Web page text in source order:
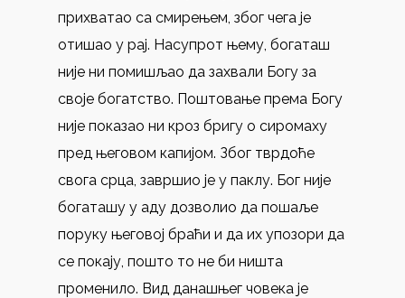
прихватао са смирењем, због чега је
отишао у рај. Насупрот њему, богаташ
није ни помишљао да захвали Богу за
своје богатство. Поштовање према Богу
није показао ни кроз бригу о сиромаху
пред његовом капијом. Због тврдоће
свога срца, завршио је у паклу. Бог није
богаташу у аду дозволио да пошаље
поруку његовој браћи и да их упозори да
се покају, пошто то не би ништа
променило. Вид данашњег човека је